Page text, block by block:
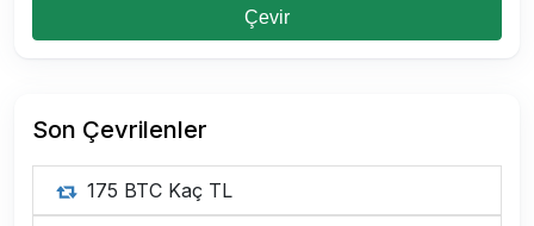
Çevir
Son Çevrilenler
175 BTC Kaç TL